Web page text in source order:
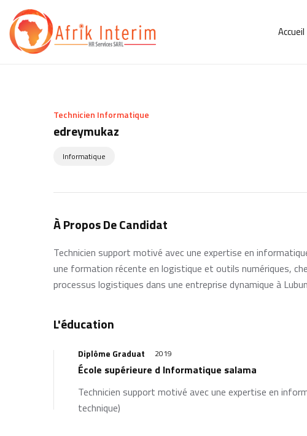
Accueil
Technicien Informatique
edreymukaz
Informatique
À Propos De Candidat
Technicien support motivé avec une expertise en
une formation récente en logistique et outils numériques,
processus logistiques dans une entreprise dynamique à
L'éducation
Diplôme Graduat 2019
École supérieure d Informatique salama
Technicien support motivé avec une expertise en
technique)